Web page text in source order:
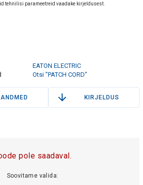
tehnilisi parameetreid vaadake kirjeldusest.
EATON ELECTRIC
Otsi "PATCH CORD"
KIRJELDUS
pole saadaval.
Soovitame valida: